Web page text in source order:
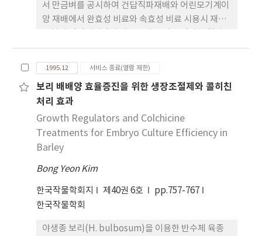
비안개조건보다 3∼15% 낮게 나타났으나 60일째는
96%이상으로 대등한 방제가를 보였다.
서 만금벼를 공시하여 건답직파재배와 어린모기계이
앙 재배에서 완효성 비료와 속효성 비료 시용시 재배
다음과 같다. 1. 완효성 비료시용은 시용 후 토양에 인
산과 양이온 함량 및 C.E.O. 함량이 다량 잔존하였다.
2. 재배유형간 간장과 경수는 완효성 비료가 건답직파
보다 어린모기계이앙재배에서 초기생육을 더욱 조장
시켰고 같은 질소 시비량에 속효성 비료를 기비에
20% 추가 시용한 것이 재배유형 모두 우수하였다. 3.
건물중비율(출수기)은 어린모기계이앙이 건답직파
보다 그리고 속효성 시료가 완효성 시료보다 높았으
성 80% ＋ 속효성 20% 추가구가 건물 중비율이 높
았다. 4. 엽면적지수(출수기)는 속건성 비료에서는 건
답직파보다 기계이앙재배가 높았으나 완효성비료에
효성 비료가 속효성 비료보다 높게 함유하였으며 생
1995.12 서비스 종료(열람 제한)
보리 배배양 효율증진을 위한 생장조절제와 콜히친
처리 효과
Growth Regulators and Colchicine
Treatments for Embryo Culture Efficiency in
Barley
Bong Yeon Kim
한국작물학회지 제40권 6호
pp.757-767
한국작물학회
야생종 보리(H. bulbosum)을 이용한 반수체 육종